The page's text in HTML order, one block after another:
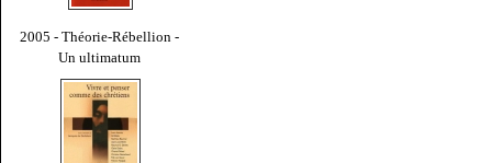
2005 - Théorie-Rébellion -
Un ultimatum